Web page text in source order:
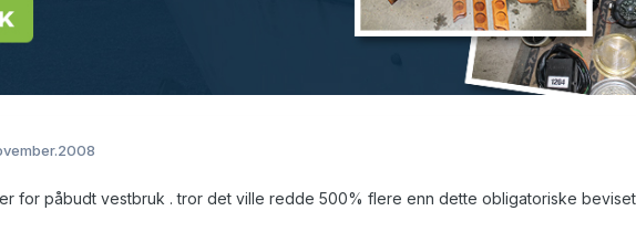
for påbudt vestbruk . tror det ville redde 500% flere enn dette obligatoriske